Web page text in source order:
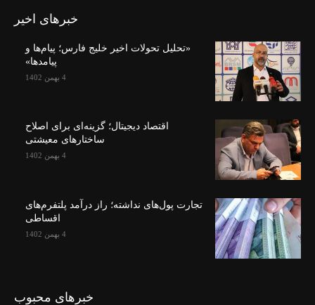
خبرهای اخیر
«تحلیل تحولات اخیر خلیج فارس؛ پیام‌ها و
پیامدها»
4 بهمن 1402
اقتصاد دیجیتال؛ گزینه‌ای برای اصلاح
ساختارهای معیشتی
4 بهمن 1402
تجارت پول‌های نداشته؛ راز درآمد پلتفرم‌های
اقساطی
4 بهمن 1402
خبرهای محبوب